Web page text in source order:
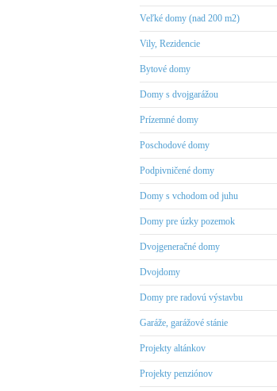
Veľké domy (nad 200 m2)
Vily, Rezidencie
Bytové domy
Domy s dvojgarážou
Prízemné domy
Poschodové domy
Podpivničené domy
Domy s vchodom od juhu
Domy pre úzky pozemok
Dvojgeneračné domy
Dvojdomy
Domy pre radovú výstavbu
Garáže, garážové stánie
Projekty altánkov
Projekty penziónov